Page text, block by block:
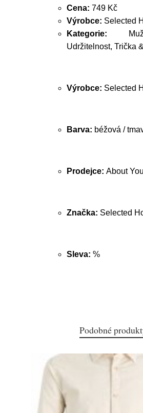
Cena: 749 Kč
Výrobce: Selected
Kategorie:
Udržitelnost, Trička
Výrobce: Selected
Barva: béžová /
Prodejce: About
Značka: Selected
Sleva: %
Podobné